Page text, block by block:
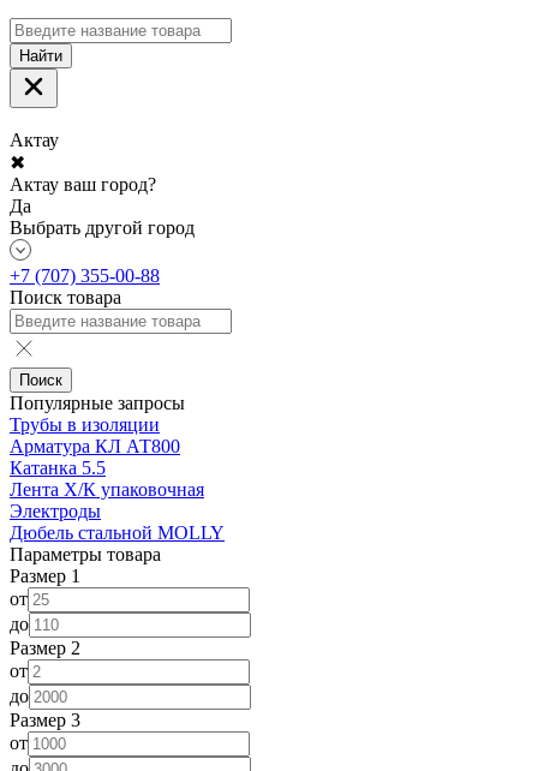
Найти
Актау
✖
Актау ваш город?
Да
Выбрать другой город
+7 (707) 355-00-88
Поиск товара
Поиск
Популярные запросы
Трубы в изоляции
Арматура КЛ АТ800
Катанка 5.5
Лента Х/К упаковочная
Электроды
Дюбель стальной MOLLY
Параметры товара
Размер 1
от
до
Размер 2
от
до
Размер 3
от